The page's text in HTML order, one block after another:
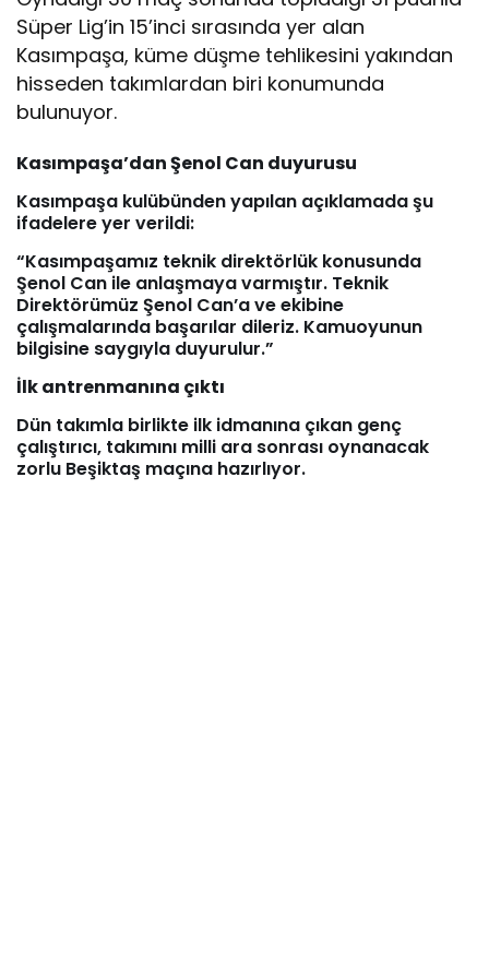
Süper Lig’in 15’inci sırasında yer alan
Kasımpaşa, küme düşme tehlikesini yakından
hisseden takımlardan biri konumunda
bulunuyor.
Kasımpaşa’dan Şenol Can duyurusu
Kasımpaşa kulübünden yapılan açıklamada şu
ifadelere yer verildi:
“Kasımpaşamız teknik direktörlük konusunda
Şenol Can ile anlaşmaya varmıştır. Teknik
Direktörümüz Şenol Can’a ve ekibine
çalışmalarında başarılar dileriz. Kamuoyunun
bilgisine saygıyla duyurulur.”
İlk antrenmanına çıktı
Dün takımla birlikte ilk idmanına çıkan genç
çalıştırıcı, takımını milli ara sonrası oynanacak
zorlu Beşiktaş maçına hazırlıyor.